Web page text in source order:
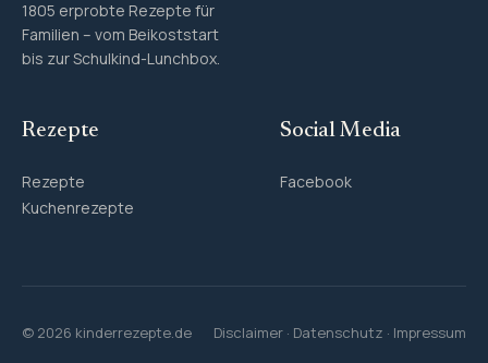
1805 erprobte Rezepte für
Familien – vom Beikoststart
bis zur Schulkind-Lunchbox.
Rezepte
Rezepte
Kuchenrezepte
Social Media
Facebook
© 2026 kinderrezepte.de Disclaimer · Datenschutz · Impressum